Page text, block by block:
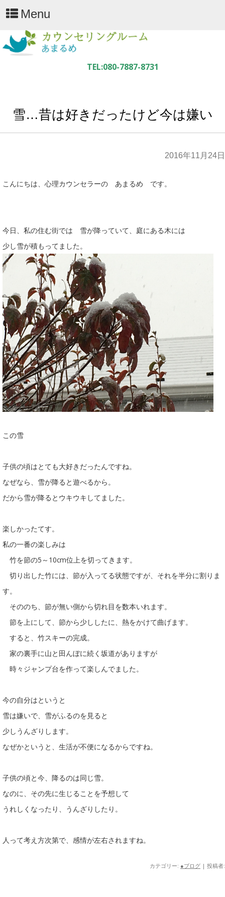
Menu
雪…昔は好きだったけど今は嫌い
2016年11月24日
こんにちは、心理カウンセラーの あまるめ です。
今日、私の住む街では 雪が降っていて、庭にある木には
少し雪が積もってました。
この雪
子供の頃はとても大好きだったんですね。
なぜなら、雪が降ると遊べるから。
だから雪が降るとウキウキしてました。
楽しかったてす。
私の一番の楽しみは
竹を節の5～10cm位上を切ってきます。
切り出した竹には、節が入ってる状態ですが、それを半分に割りま
す。
そののち、節が無い側から切れ目を数本いれます。
節を上にして、節から少ししたに、熱をかけて曲げます。
すると、竹スキーの完成。
家の裏手に山と田んぼに続く坂道がありますが
時々ジャンプ台を作って楽しんでました。
今の自分はというと
雪は嫌いで、雪がふるのを見ると
少しうんざりします。
なぜかというと、生活が不便になるからですね。
子供の頃と今、降るのは同じ雪。
なのに、その先に生じることを予想して
うれしくなったり、うんざりしたり。
人って考え方次第で、感情が左右されますね。
カテゴリー: ●ブログ | 投稿者: